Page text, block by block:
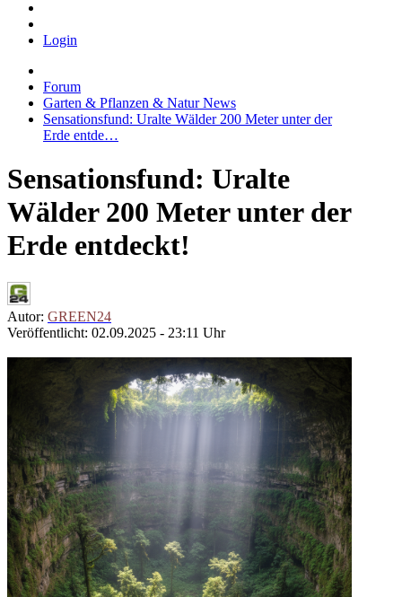
Login
Forum
Garten & Pflanzen & Natur News
Sensationsfund: Uralte Wälder 200 Meter unter der
Erde entde…
Sensationsfund: Uralte
Wälder 200 Meter unter der
Erde entdeckt!
Autor: GREEN24
Veröffentlicht: 02.09.2025 - 23:11 Uhr